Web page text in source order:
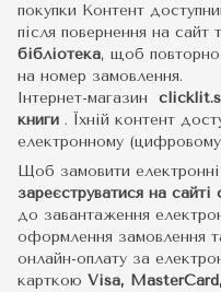
покупки Контент
після повернення на сайт
бібліотека, щоб повторно
на номер замовлення.
Інтернет-магазин
книги . Їхній контент
електронному
Щоб замовити
зареєструватися на сайті
до завантаження
оформлення замовлення
онлайн-оплату за
карткою Visa,